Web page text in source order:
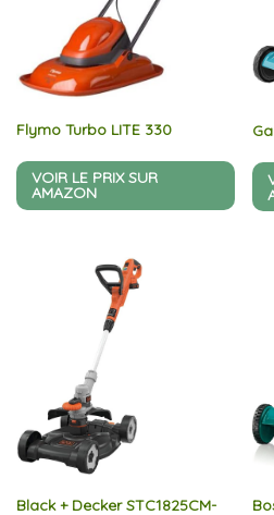
Flymo Turbo LITE 330
VOIR LE PRIX SUR
AMAZON
Black + Decker STC1825CM-